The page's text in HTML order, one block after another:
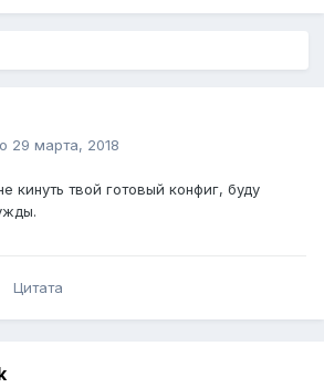
29 марта, 2018
твой готовый конфиг, буду
Цитата